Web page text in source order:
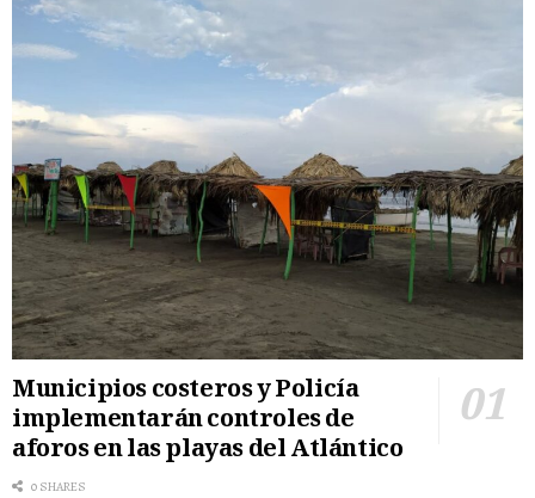
Municipios costeros y Policía
implementarán controles de
aforos en las playas del Atlántico
0 SHARES